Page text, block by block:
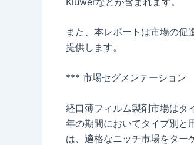
また、本レポートは市場の
提供します。
*** 市場セグメンテーション
経口薄フィルム製剤市場はタ
年の期間においてタイプ別と
は、適格なニッチ市場をター